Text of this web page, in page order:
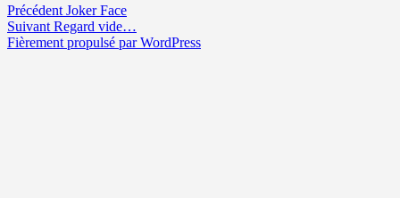
Navigation
de
Précédent Article
précédent :
Joker Face
Suivant Article
suivant :
Regard vide…
Fièrement propulsé par WordPress